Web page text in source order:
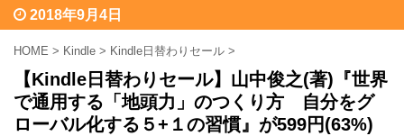
2018年9月4日
HOME > Kindle > Kindle日替わりセール >
【Kindle日替わりセール】山中俊之(著)『世界
で通用する「地頭力」のつくり方 自分をグ
ローバル化する５+１の習慣』が599円(63%)